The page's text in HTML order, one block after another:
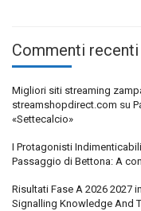
Commenti recenti
Migliori siti streaming
streamshopdirect.com su
«Settecalcio»
I Protagonisti
Passaggio di Bettona: A
Risultati Fase A 2026 2027
Signalling Knowledge And